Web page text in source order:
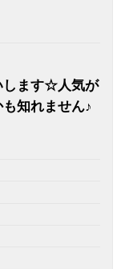
します☆人気が
知れません♪